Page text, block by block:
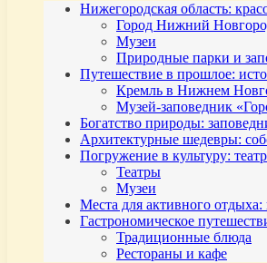
Нижегородская область:
Город Нижний
Музеи
Природные парки и
Путешествие в прошлое:
Кремль в Нижнем
Музей-заповедник
Богатство природы:
Архитектурные шедевры:
Погружение в культуру:
Театры
Музеи
Места для активного
Гастрономическое
Традиционные блюда
Рестораны и кафе